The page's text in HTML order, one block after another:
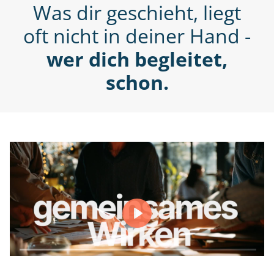
Was dir geschieht, liegt
oft nicht in deiner Hand -
wer dich begleitet,
schon.